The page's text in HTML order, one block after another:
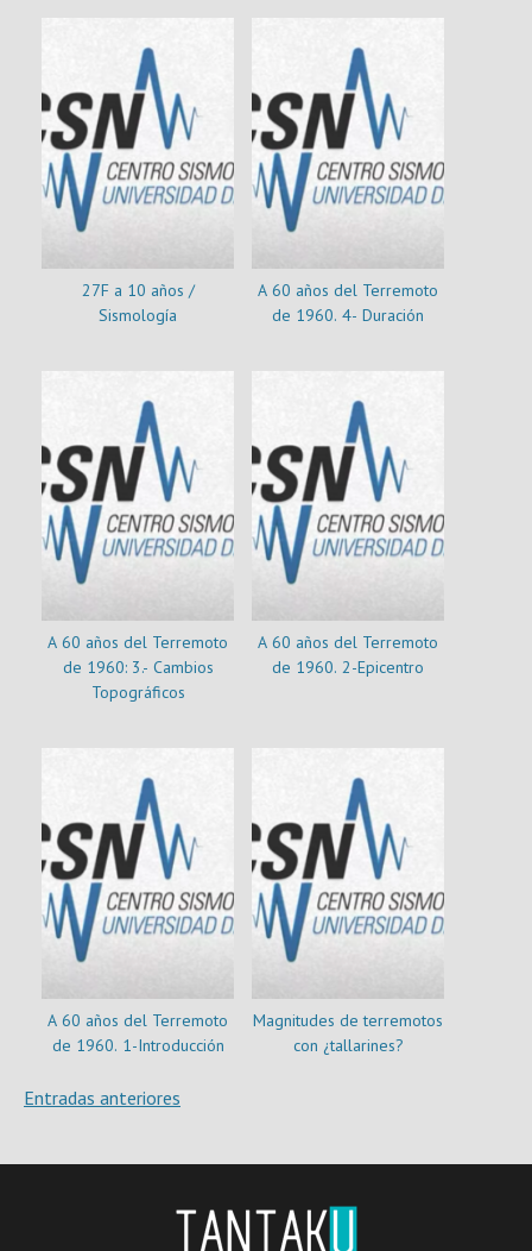
27F a 10 años /
Sismología
A 60 años del Terremoto
de 1960. 4- Duración
A 60 años del Terremoto
de 1960: 3.- Cambios
Topográficos
A 60 años del Terremoto
de 1960. 2-Epicentro
A 60 años del Terremoto
de 1960. 1-Introducción
Magnitudes de terremotos
con ¿tallarines?
Navegación
Entradas anteriores